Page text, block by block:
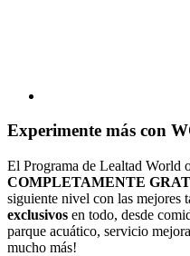
Experimente más con
El Programa de Lealtad World
COMPLETAMENTE
siguiente nivel con las mejores
exclusivos en todo, desde
parque acuático, servicio
mucho más!